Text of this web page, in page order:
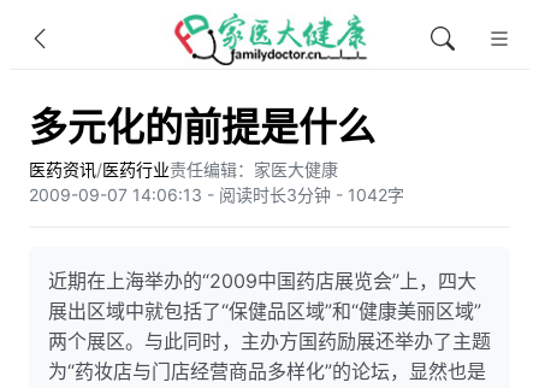
多元化的前提是什么
医药资讯/医药行业责任编辑：家医大健康
2009-09-07 14:06:13 - 阅读时长3分钟 - 1042字
近期在上海举办的“2009中国药店展览会”上，四大
展出区域中就包括了“保健品区域”和“健康美丽区域”
两个展区。与此同时，主办方国药励展还举办了主题
为“药妆店与门店经营商品多样化”的论坛，显然也是